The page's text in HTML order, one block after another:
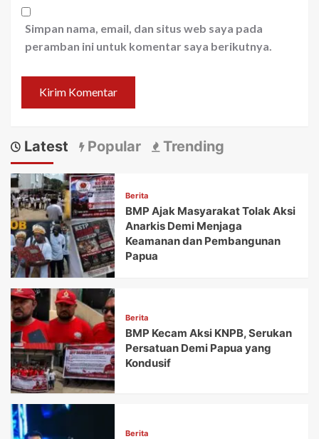
Simpan nama, email, dan situs web saya pada
peramban ini untuk komentar saya berikutnya.
Latest Popular Trending
Berita
BMP Ajak Masyarakat Tolak Aksi
Anarkis Demi Menjaga
Keamanan dan Pembangunan
Papua
Berita
BMP Kecam Aksi KNPB, Serukan
Persatuan Demi Papua yang
Kondusif
Berita